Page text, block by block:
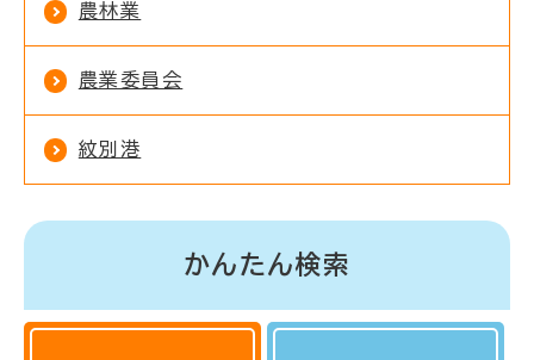
農林業
農業委員会
紋別港
かんたん検索